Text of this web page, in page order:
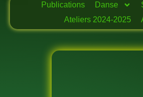
Publications Danse
Ateliers 2024-2025